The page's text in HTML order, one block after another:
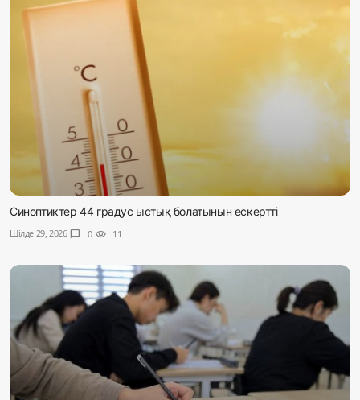
Синоптиктер 44 градус ыстық болатынын ескертті
Шілде 29, 2026 chat_bubble 0 visibility 11